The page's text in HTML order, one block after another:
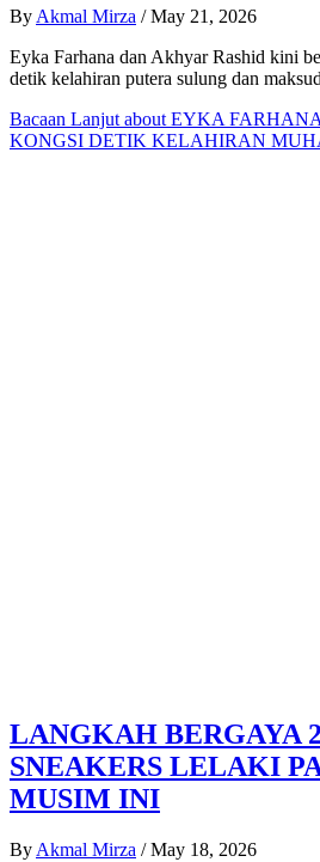
By Akmal Mirza / May 21, 2026
Eyka Farhana dan Akhyar Rashid kini
detik kelahiran putera sulung dan
Bacaan Lanjut about EYKA
KONGSI DETIK KELAHIRAN
LANGKAH BERGAYA
SNEAKERS LELAKI
MUSIM INI
By Akmal Mirza / May 18, 2026